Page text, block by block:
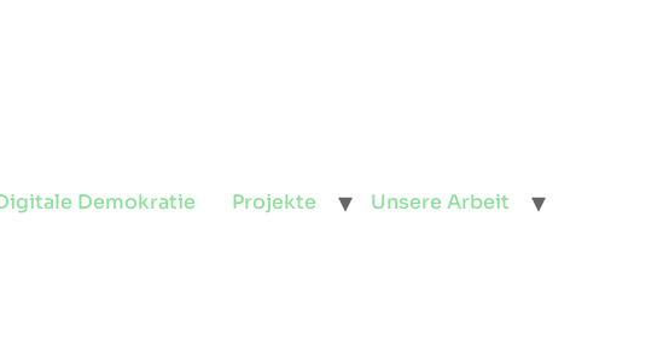
Demokratie Projekte Unsere Arbeit